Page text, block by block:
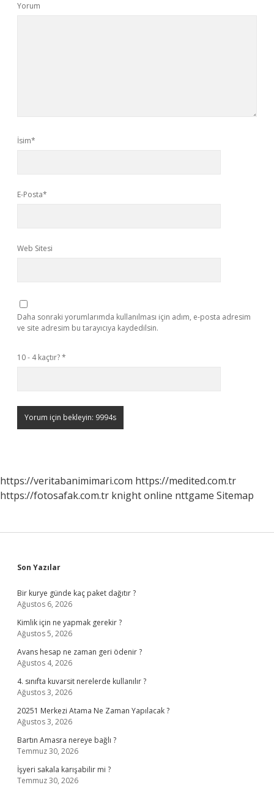
Yorum
İsim*
E-Posta*
Web Sitesi
Daha sonraki yorumlarımda kullanılması için adım, e-posta adresim
ve site adresim bu tarayıcıya kaydedilsin.
10 - 4 kaçtır?*
https://veritabanimimari.com https://medited.com.tr
https://fotosafak.com.tr knight online nttgame Sitemap
Sidebar
Son Yazılar
Bir kurye günde kaç paket dağıtır ?
Ağustos 6, 2026
Kimlik için ne yapmak gerekir ?
Ağustos 5, 2026
Avans hesap ne zaman geri ödenir ?
Ağustos 4, 2026
4. sınıfta kuvarsit nerelerde kullanılır ?
Ağustos 3, 2026
20251 Merkezi Atama Ne Zaman Yapılacak ?
Ağustos 3, 2026
Bartın Amasra nereye bağlı ?
Temmuz 30, 2026
İşyeri sakala karışabilir mi ?
Temmuz 30, 2026